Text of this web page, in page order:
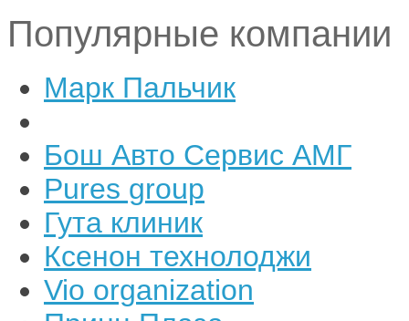
Популярные компании
Марк Пальчик
Бош Авто Сервис АМГ
Pures group
Гута клиник
Ксенон технолоджи
Vio organization